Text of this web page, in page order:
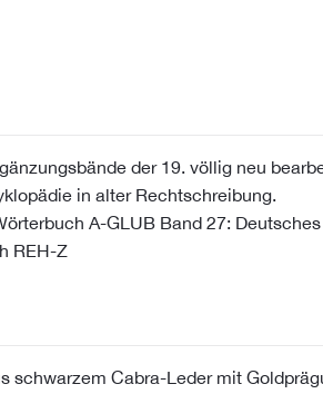
der 19. völlig neu
in alter Rechtschreibung.
A-GLUB Band 27:
REH-Z
schwarzem Cabra-Leder mit